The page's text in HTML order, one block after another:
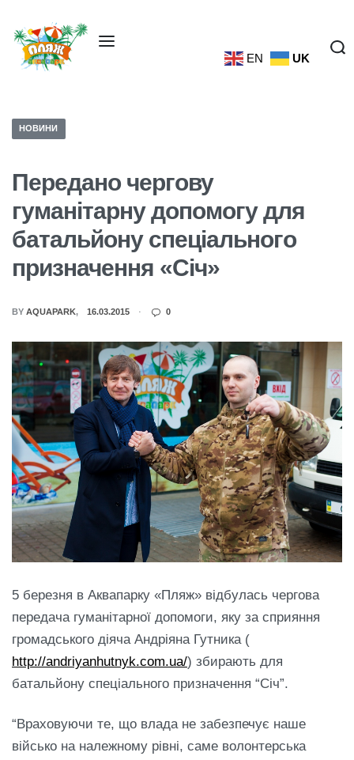
EN UK
НОВИНИ
Передано чергову
гуманітарну допомогу для
батальйону спеціального
призначення «Січ»
BY AQUAPARK 16.03.2015 0
5 березня в Аквапарку «Пляж» відбулась чергова
передача гуманітарної допомоги, яку за сприяння
громадського діяча Андріяна Гутника (
http://andriyanhutnyk.com.ua/) збирають для
батальйону спеціального призначення “Січ”.
“Враховуючи те, що влада не забезпечує наше
військо на належному рівні, саме волонтерська